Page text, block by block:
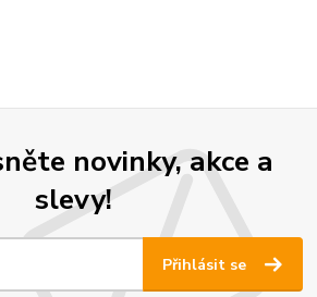
novinky, akce a
slevy!
Přihlásit se